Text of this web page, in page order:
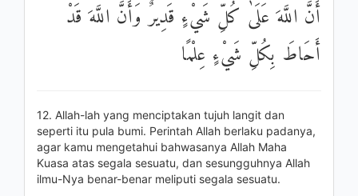
أَنَّ اللَّهَ عَلَىٰ كُلِّ شَيْءٍ قَدِيرٌ وَأَنَّ اللَّهَ قَدْ
أَحَاطَ بِكُلِّ شَيْءٍ عِلْمًا
12. Allah-lah yang menciptakan tujuh langit dan
seperti itu pula bumi. Perintah Allah berlaku padanya,
agar kamu mengetahui bahwasanya Allah Maha
Kuasa atas segala sesuatu, dan sesungguhnya Allah
ilmu-Nya benar-benar meliputi segala sesuatu.